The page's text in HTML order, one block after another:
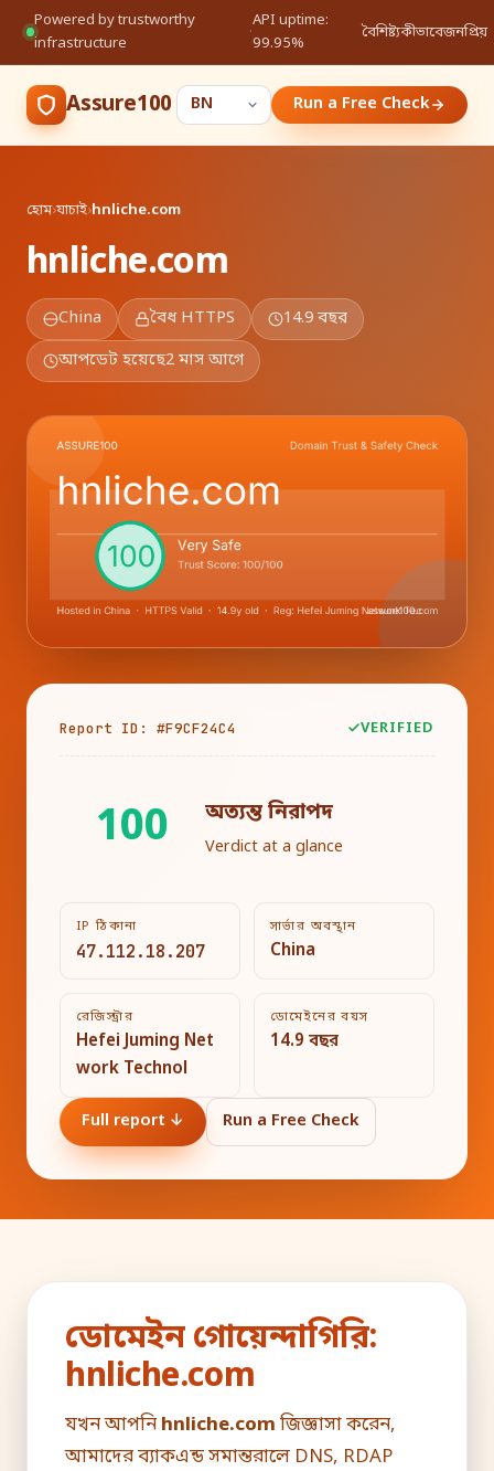
Powered by trustworthy
infrastructure
·
API uptime:
99.95%
বৈশিষ্ট্যকীভাবেজনপ্রিয়
Assure100 Run a Free Check
হোম›যাচাই›hnliche.com
hnliche.com
China বৈধ HTTPS
14.9 বছর
আপডেট হয়েছে2 মাস আগে
Report ID: #F9CF24C4 VERIFIED
100 অত্যন্ত নিরাপদ
Verdict at a glance
IP ঠিকানা
47.112.18.207
সার্ভার অবস্থান
China
রেজিস্ট্রার
Hefei Juming Net
work Technol
ডোমেইনের বয়স
14.9 বছর
Full report ↓ Run a Free Check
ডোমেইন গোয়েন্দাগিরি:
hnliche.com
যখন আপনি hnliche.com জিজ্ঞাসা করেন,
আমাদের ব্যাকএন্ড সমান্তরালে DNS, RDAP